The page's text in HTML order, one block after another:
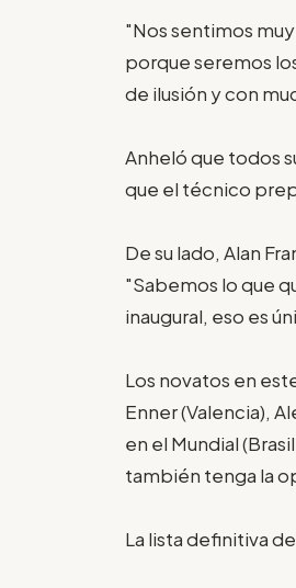
"Nos sentimos
porque seremos
de ilusión y con
Anheló que todos
que el técnico
De su lado, Alan
"Sabemos lo que
inaugural, eso es
Los novatos en
Enner (Valencia),
en el Mundial
también tenga la
La lista definitiva